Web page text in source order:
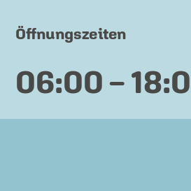
Öffnungszeiten
06:00 –